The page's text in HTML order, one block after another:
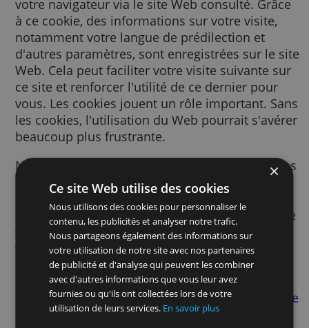
Un cookie est un petit fichier texte envoyé à
votre navigateur via le site Web consulté.
à ce cookie, des informations sur votre
notamment votre langue de prédilection et
d'autres paramètres, sont enregistrées sur
Web. Cela peut faciliter votre visite
ce site et renforcer l'utilité de ce dernier
vous. Les cookies jouent un rôle important.
les cookies, l'utilisation du Web pourrait
beaucoup plus frustrante.
Nous utilisons des cookies pour de
finalités. Par exemple, nous y avons recours
pour mémoriser vos paramètres
afin d’améliorer la pertinence des
vous voyez, afin de mesurer le nombre de
Ce site Web utilise des cookies
Nous utilisons des cookies pour personnaliser le
contenu, les publicités et analyser notre trafic.
Nous partageons également des informations sur